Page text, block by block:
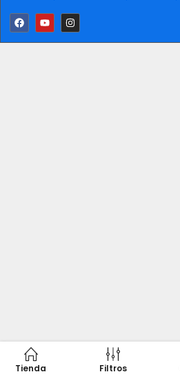
Tienda Filtros